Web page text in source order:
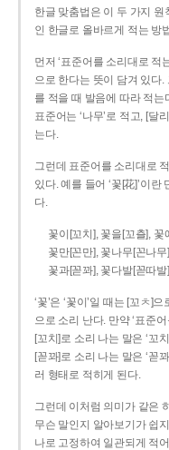
한글 맞춤법은 이 두 가지
인 한글로 올바르게 적는 방
먼저 ‘표준어를 소리대로 적
으로 한다는 뜻이 담겨 있다.
를 적을 때 발음에 따라 적
표준어는 ‘나무’로 적고, [달
는다.
그런데 표준어를 소리대로
있다. 예를 들어 ‘꽃[花]’이
다.
꽃이[꼬치], 꽃을[꼬츨], 꽃
꽃만[꼰만], 꽃나무[꼰나
꽃과[꼳꽈], 꽃다발[꼳따발
‘꽃’은 ‘꽃이’일 때는 [꼬ㅊ]
으로 소리 난다. 만약 ‘표준
[꼬치]로 소리 나는 말은 ‘꼬
[꼳꽈]로 소리 나는 말은 ‘꼳
러 형태로 적히게 된다.
그런데 이처럼 의미가 같은
무슨 말인지 알아보기가 쉽
나로 고정하여 일관되게 적